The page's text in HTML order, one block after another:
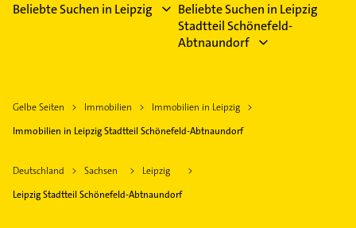
Beliebte Suchen in Leipzig
Beliebte Suchen in Leipzig
Stadtteil Schönefeld-
Abtnaundorf
Gelbe Seiten Immobilien
Immobilien in Leipzig
Immobilien in Leipzig Stadtteil Schönefeld-Abtnaundorf
Deutschland Sachsen
Leipzig
Leipzig Stadtteil Schönefeld-Abtnaundorf